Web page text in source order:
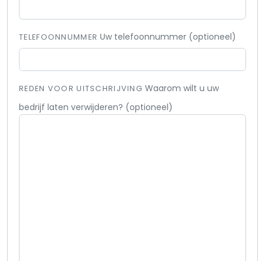
TELEFOONNUMMER Uw telefoonnummer (optioneel)
REDEN VOOR UITSCHRIJVING Waarom wilt u uw
bedrijf laten verwijderen? (optioneel)